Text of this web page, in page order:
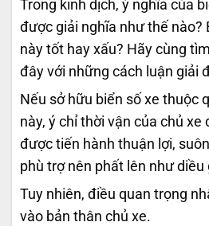
Trong kinh dịch, ý nghĩa của
được giải nghĩa như thế nào?
này tốt hay xấu? Hãy cùng
đây với những cách luận giải
Nếu sở hữu biển số xe thuộc
này, ý chỉ thời vận của chủ
được tiến hành thuận lợi,
phù trợ nên phất lên như diều
Tuy nhiên, điều quan trọng
vào bản thân chủ xe.